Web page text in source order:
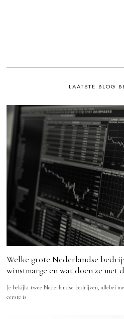
LAATSTE BLOG
Welke grote Nederlandse
winstmarge en wat doen ze met
Je bekijkt twee Nederlandse bedrijven, allebei
eerste is